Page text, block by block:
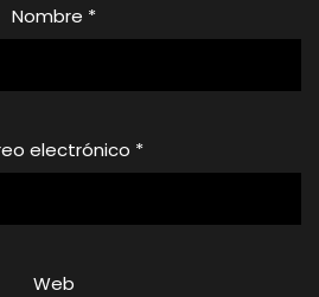
Nombre *
electrónico *
Web